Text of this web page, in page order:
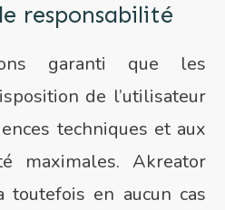
responsabilité
garanti que les
de l’utilisateur
techniques et aux
maximales. Akreator
toutefois en aucun cas